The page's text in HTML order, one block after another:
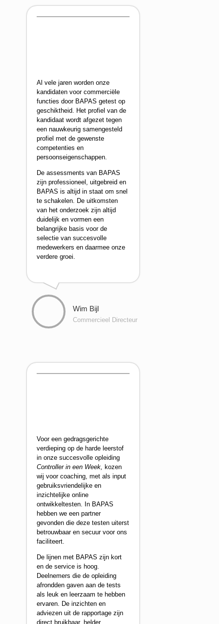
Al vele jaren worden onze
kandidaten voor commerciële
functies door BAPAS getest op
geschiktheid. Het profiel van de
kandidaat wordt afgezet tegen
een nauwkeurig samengesteld
profiel met de gewenste
competenties en
persoonseigenschappen.
De assessments van BAPAS
zijn professioneel, uitgebreid en
BAPAS is altijd in staat om snel
te schakelen. De uitkomsten
van het onderzoek zijn altijd
duidelijk en vormen een
belangrijke basis voor de
selectie van succesvolle
medewerkers en daarmee onze
verdere groei.
Wim Bijl
Commercieel Directeur
Voor een gedragsgerichte
verdieping op de harde leerstof
in onze succesvolle opleiding
Controller in een Week, kozen
wij voor coaching, met als input
gebruiksvriendelijke en
inzichtelijke online
ontwikkeltesten. In BAPAS
hebben we een partner
gevonden die deze testen uiterst
betrouwbaar en secuur voor ons
faciliteert.
De lijnen met BAPAS zijn kort
en de service is hoog.
Deelnemers die de opleiding
afrondden gaven aan de tests
als leuk en leerzaam te hebben
ervaren. De inzichten en
adviezen uit de rapportage zijn
direct bruikbaar, helder